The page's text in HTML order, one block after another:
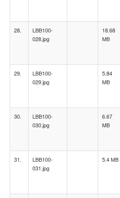
28.
LBB100-
028.jpg
18.68
MB
29.
LBB100-
029.jpg
5.84
MB
30.
LBB100-
030.jpg
6.67
MB
31.
LBB100-
031.jpg
5.4 MB